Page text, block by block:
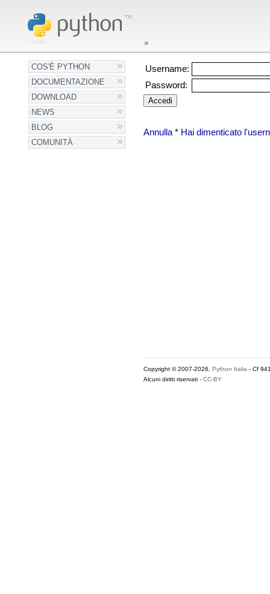
COS'È PYTHON
DOCUMENTAZIONE
DOWNLOAD
NEWS
BLOG
COMUNITÀ
Username:
Password:
Annulla* Hai dimenticato
Copyright © 2007-2026, Python Italia - Cf
Alcuni diritti riservati - CC-BY